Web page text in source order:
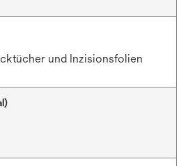
und Inzisionsfolien